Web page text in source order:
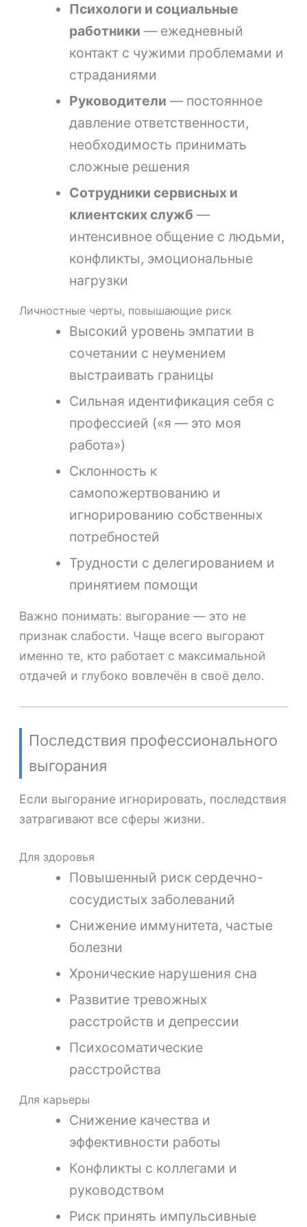
Психологи и социальные
работники — ежедневный
контакт с чужими проблемами и
страданиями
Руководители — постоянное
давление ответственности,
необходимость принимать
сложные решения
Сотрудники сервисных и
клиентских служб —
интенсивное общение с людьми,
конфликты, эмоциональные
нагрузки
Личностные черты, повышающие риск
Высокий уровень эмпатии в
сочетании с неумением
выстраивать границы
Сильная идентификация себя с
профессией («я — это моя
работа»)
Склонность к
самопожертвованию и
игнорированию собственных
потребностей
Трудности с делегированием и
принятием помощи
Важно понимать: выгорание — это не
признак слабости. Чаще всего выгорают
именно те, кто работает с максимальной
отдачей и глубоко вовлечён в своё дело.
Последствия профессионального
выгорания
Если выгорание игнорировать, последствия
затрагивают все сферы жизни.
Для здоровья
Повышенный риск сердечно-
сосудистых заболеваний
Снижение иммунитета, частые
болезни
Хронические нарушения сна
Развитие тревожных
расстройств и депрессии
Психосоматические
расстройства
Для карьеры
Снижение качества и
эффективности работы
Конфликты с коллегами и
руководством
Риск принять импульсивные